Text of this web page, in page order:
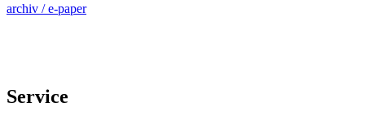
archiv / e-paper
Service